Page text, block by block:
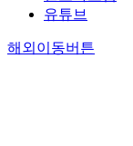
유튜브
해외이동버튼